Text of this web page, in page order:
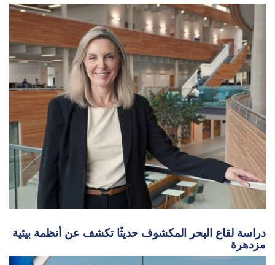
دراسة لقاع البحر المكشوف حديثًا تكشف عن أنظمة بيئية
مزدهرة